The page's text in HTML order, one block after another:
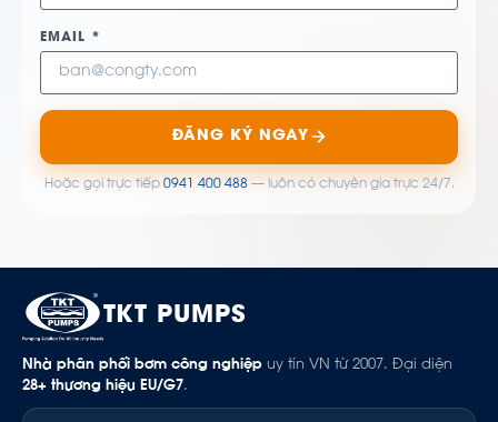
EMAIL *
ĐĂNG KÝ NGAY
Hoặc gọi trực tiếp 0941 400 488— luôn có chuyên gia trực 24/7.
TKT PUMPS
Nhà phân phối bơm công nghiệp uy tín VN từ 2007. Đại diện
28+ thương hiệu EU/G7.